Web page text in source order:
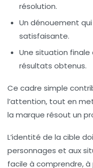
résolution.
Un dénouement
satisfaisante.
Une situation finale
résultats obtenus.
Ce cadre simple
l’attention, tout en
la marque résout un
L’identité de la cible
personnages et aux
facile à comprendre,